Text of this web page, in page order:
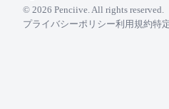
© 2026 Penciive. All rights reserved.
プライバシーポリシー利用規約特